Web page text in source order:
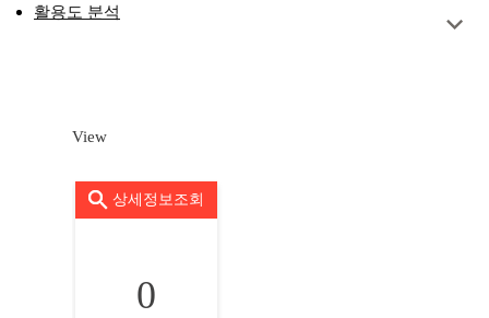
활용도 분석
View
상세정보조회
0